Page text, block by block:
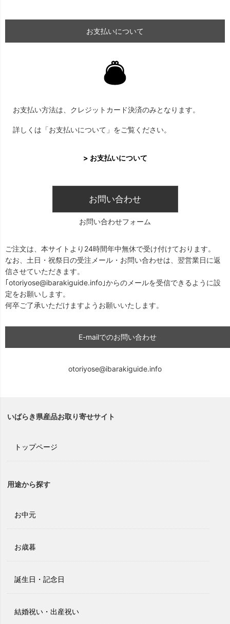
お支払いについて
お支払い方法は、クレジットカード決済のみとなります。
詳しくは「お支払いについて」をご覧ください。
> お支払いについて
お問い合わせ
お問い合わせフォーム
ご注文は、本サイトより24時間年中無休で受け付けております。
なお、土日・祝祭日の受注メール・お問い合わせは、翌営業日に返
信させていただきます。
｢otoriyose@ibarakiguide.info｣からのメールを受信できるように設
定をお願いします。
何卒ご了承いただけますようお願いいたします。
E-mailでのお問い合わせ
otoriyose@ibarakiguide.info
いばらき県産品お取り寄せサイト
トップページ
用途から探す
お中元
お歳暮
誕生日・記念日
結婚祝い・出産祝い